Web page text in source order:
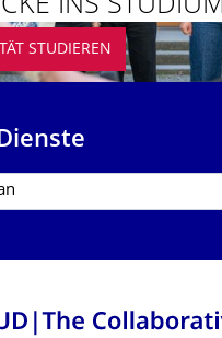
INS STUDIUM
STUDIEREN